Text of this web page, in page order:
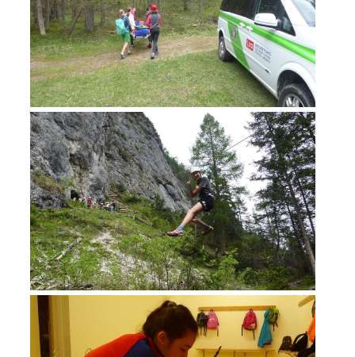
Jahresberichte
MITGLIED WERDEN